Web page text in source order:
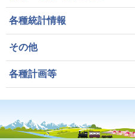
各種統計情報
その他
各種計画等